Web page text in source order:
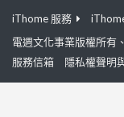
iThome 服務
電週文化事業版權所
服務信箱
隱私權聲明